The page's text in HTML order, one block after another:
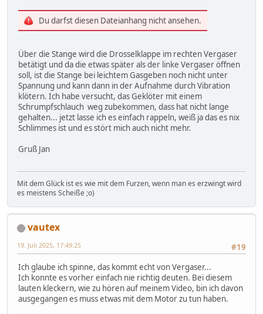
Du darfst diesen Dateianhang nicht ansehen.
Über die Stange wird die Drosselklappe im rechten Vergaser
betätigt und da die etwas später als der linke Vergaser öffnen
soll, ist die Stange bei leichtem Gasgeben noch nicht unter
Spannung und kann dann in der Aufnahme durch Vibration
klötern. Ich habe versucht, das Geklöter mit einem
Schrumpfschlauch weg zubekommen, dass hat nicht lange
gehalten... jetzt lasse ich es einfach rappeln, weiß ja das es nix
Schlimmes ist und es stört mich auch nicht mehr.
Gruß Jan
Mit dem Glück ist es wie mit dem Furzen, wenn man es erzwingt wird
es meistens Scheiße ;o)
vautex
#19
19. Juli 2025, 17:49:25
Ich glaube ich spinne, das kommt echt von Vergaser...
Ich konnte es vorher einfach nie richtig deuten. Bei diesem
lauten kleckern, wie zu hören auf meinem Video, bin ich davon
ausgegangen es muss etwas mit dem Motor zu tun haben.